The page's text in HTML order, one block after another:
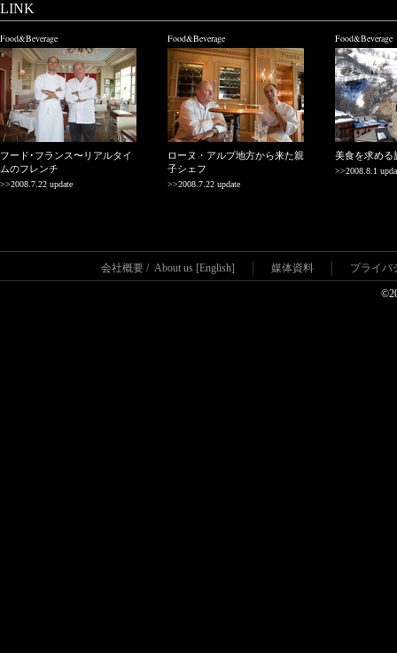
LINK
Food&Beverage
フード･フランス〜リアルタイ
ムのフレンチ
>>2008.7.22 update
Food&Beverage
ローヌ・アルプ地方から来た親
子シェフ
>>2008.7.22 update
Food&Beverage
美食を求める
>>2008.8.1
会社概要 / About us [English] 媒体資料 プライバ